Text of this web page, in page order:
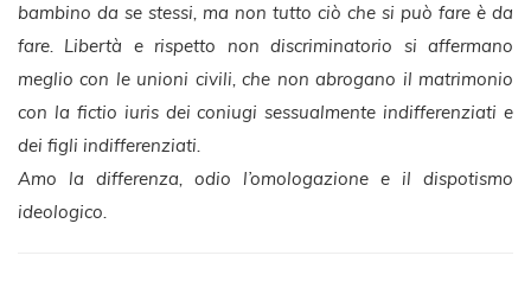
bambino da se stessi, ma non tutto ciò che si può fare è da
fare. Libertà e rispetto non discriminatorio si affermano
meglio con le unioni civili, che non abrogano il matrimonio
con la fictio iuris dei coniugi sessualmente indifferenziati e
dei figli indifferenziati.
Amo la differenza, odio l’omologazione e il dispotismo
ideologico.